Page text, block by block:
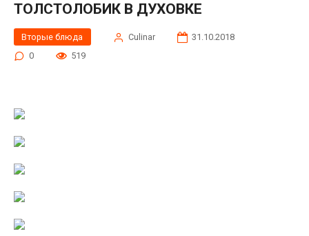
ТОЛСТОЛОБИК В ДУХОВКЕ
Вторые блюда Сulinar
31.10.2018
0
519